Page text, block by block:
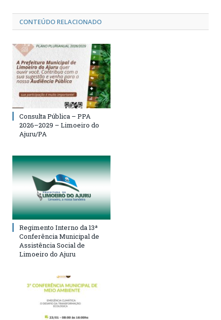
CONTEÚDO RELACIONADO
Consulta Pública – PPA
2026–2029 – Limoeiro do
Ajuru/PA
Regimento Interno da 13ª
Conferência Municipal de
Assistência Social de
Limoeiro do Ajuru